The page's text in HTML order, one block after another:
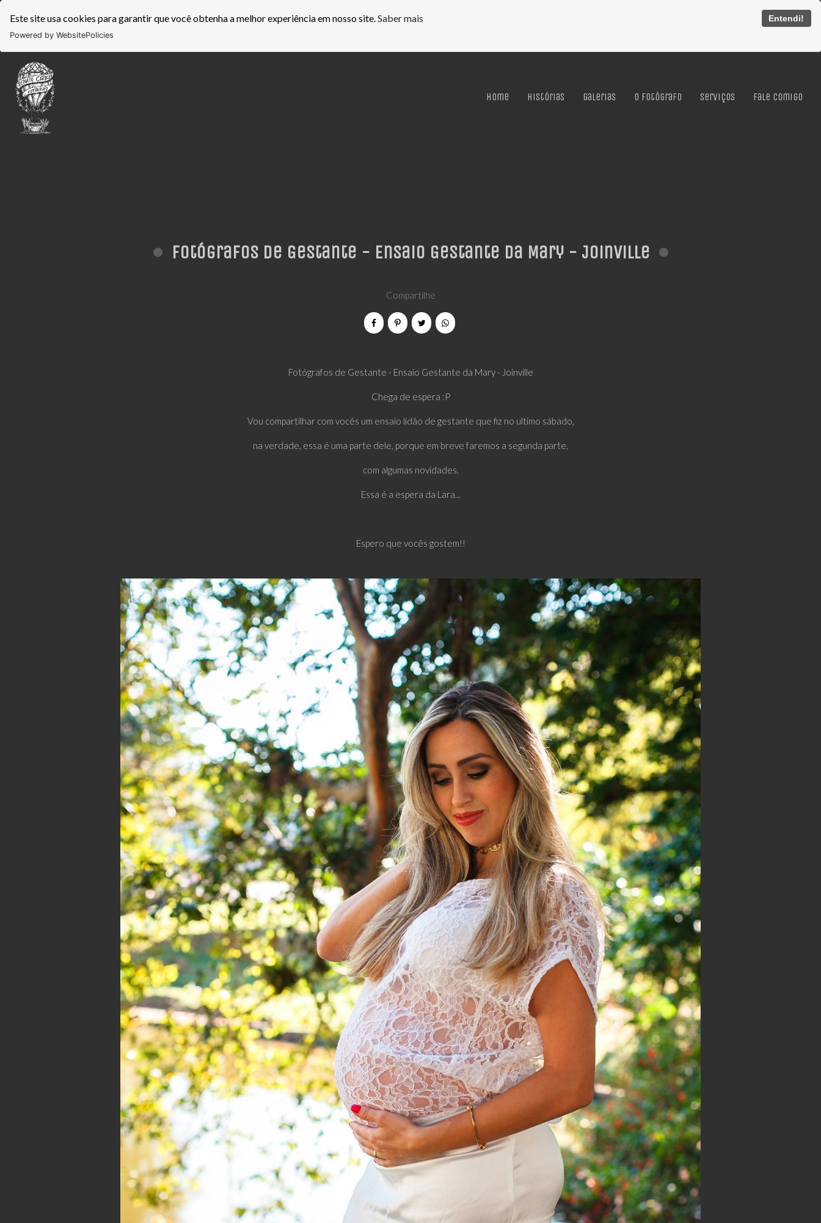
Este site usa cookies para garantir que você obtenha a melhor experiência em nosso site. Saber mais Entendi!
Powered by WebsitePolicies
Home Histórias Galerias O Fotógrafo Serviços Fale Comigo
Fotógrafos de Gestante - Ensaio Gestante da Mary - Joinville
Compartilhe
Fotógrafos de Gestante - Ensaio Gestante da Mary - Joinville
Chega de espera :P
Vou compartilhar com vocês um ensaio lidão de gestante que fiz no ultimo sábado,
na verdade, essa é uma parte dele, porque em breve faremos a segunda parte,
com algumas novidades.
Essa é a espera da Lara...
Espero que vocês gostem!!